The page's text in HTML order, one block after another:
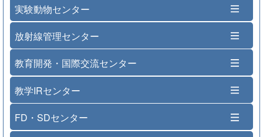
実験動物センター
放射線管理センター
教育開発・国際交流センター
教学IRセンター
FD・SDセンター